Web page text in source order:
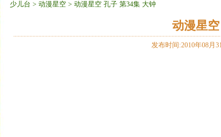
少儿台 > 动漫星空 > 动漫星空 孔子 第34集 大钟
动漫星
发布时间:2010年08月